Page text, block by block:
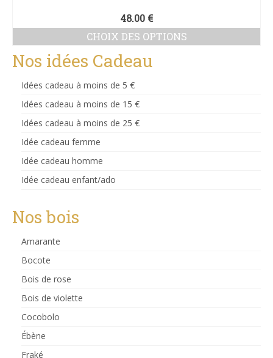
48.00 €
CHOIX DES OPTIONS
produit
variations.
Les
options
Nos idées Cadeau
Idées cadeau à moins de 5 €
Idées cadeau à moins de 15 €
Idées cadeau à moins de 25 €
Idée cadeau femme
Idée cadeau homme
Idée cadeau enfant/ado
Nos bois
Amarante
Bocote
Bois de rose
Bois de violette
Cocobolo
Ébène
Fraké